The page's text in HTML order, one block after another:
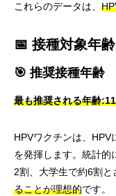
これらのデータは、
📅 接種対象年
🎯 推奨接種年齢
最も推奨される年齢
HPVワクチンは、
を発揮します。統計的
2割、大学生で約6割と
ることが理想的です。